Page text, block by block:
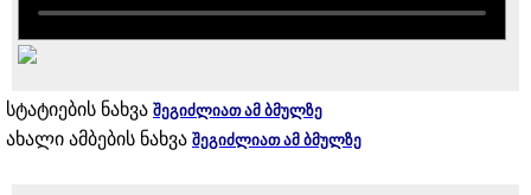
სტატიების ნახვა შეგიძლიათ ამ ბმულზე
ახალი ამბების ნახვა შეგიძლიათ ამ ბმულზე